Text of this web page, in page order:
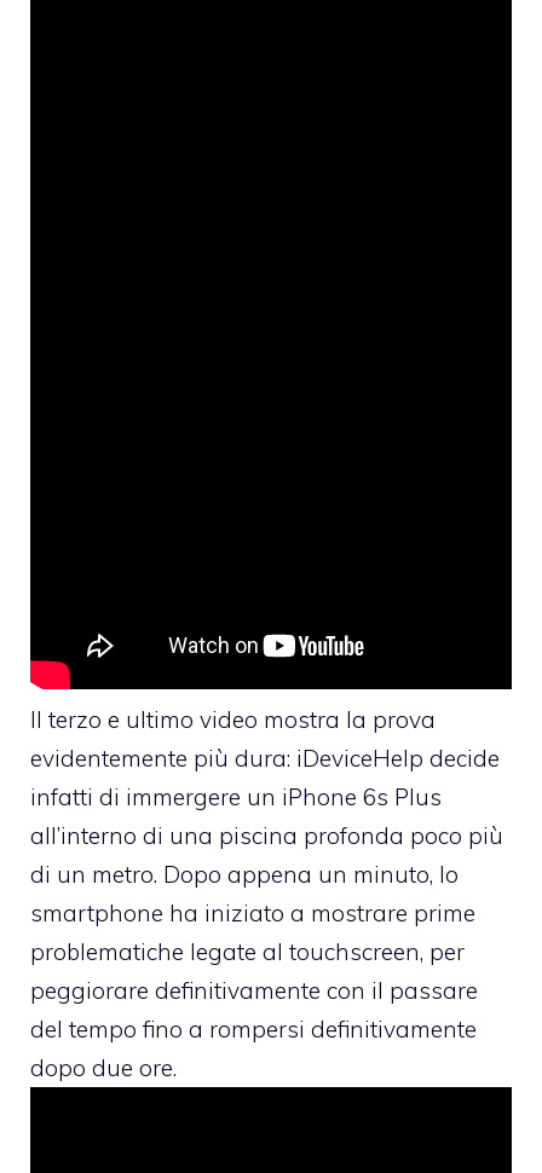
Il terzo e ultimo video mostra la prova
evidentemente più dura: iDeviceHelp decide
infatti di immergere un iPhone 6s Plus
all’interno di una piscina profonda poco più
di un metro. Dopo appena un minuto, lo
smartphone ha iniziato a mostrare prime
problematiche legate al touchscreen, per
peggiorare definitivamente con il passare
del tempo fino a rompersi definitivamente
dopo due ore.